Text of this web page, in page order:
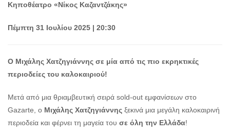
ΑΝΘΕΚΤΙΚΗ
Κηποθέατρο «Νίκος Καζαντζάκης»
Πέμπτη 31 Ιουλίου 2025 | 20:30
Ο Μιχάλης Χατζηγιάννης σε μία από τις πιο εκρηκτικές
περιοδείες του καλοκαιριού!
Μετά από μια θριαμβευτική σειρά sold-out εμφανίσεων στο
Gazarte, ο Μιχάλης Χατζηγιάννης ξεκινά μια μεγάλη καλοκαιρινή
περιοδεία και φέρνει τη μαγεία του σε όλη την Ελλάδα!